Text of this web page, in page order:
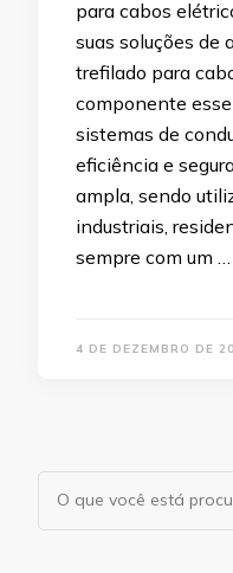
para cabos
suas soluções de
trefilado para
componente
sistemas de
eficiência e
ampla, sendo
industriais,
sempre com um …
4 DE DEZEMBRO DE
Procurando
algo?